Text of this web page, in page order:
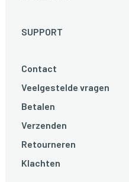
SUPPORT
Contact
Veelgestelde vragen
Betalen
Verzenden
Retourneren
Klachten